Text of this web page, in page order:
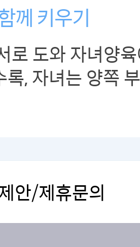
께 키우기
로 도와 자녀양
록, 자녀는 양쪽
안/제휴문의